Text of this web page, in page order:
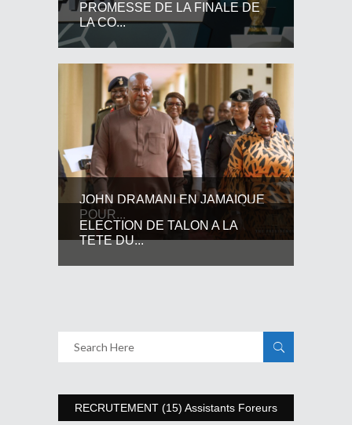
PROMESSE DE LA FINALE DE
LA CO...
JOHN DRAMANI EN JAMAIQUE
POUR...
ELECTION DE TALON A LA
TETE DU...
RECRUTEMENT (15) Assistants Foreurs